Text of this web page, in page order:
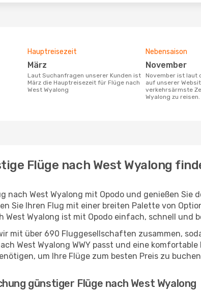
Hauptreisezeit
März
Laut Suchanfragen unserer Kunden ist
März die Hauptreisezeit für Flüge nach
West Wyalong
Nebensaison
November
November ist laut den Suchanfragen
auf unserer
verkehrsärmste
Wyalong zu reisen.
Flüge nach West Wyalong
nach West Wyalong mit Opodo und genießen
Sie Ihren Flug mit einer breiten Palette von
West Wyalong ist mit Opodo einfach, schnell und
mit über 690 Fluggesellschaften zusammen,
West Wyalong WWY passt und eine
um Ihre Flüge zum besten Preis zu
günstiger Flüge nach West Wyalong